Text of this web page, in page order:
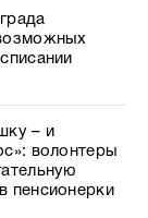
– и
волонтеры
пенсионерки